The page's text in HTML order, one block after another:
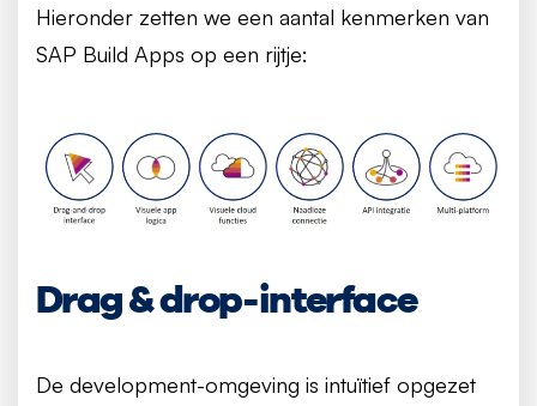
Hieronder zetten we een aantal kenmerken van
SAP Build Apps op een rijtje:
Drag & drop-interface
De development-omgeving is intuïtief opgezet